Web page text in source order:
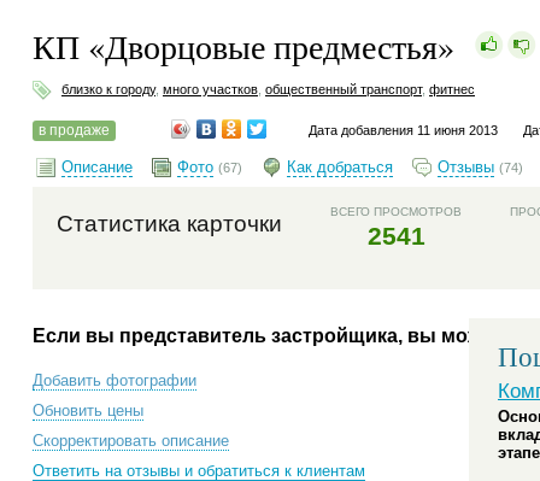
КП «Дворцовые предместья»
близко к городу, много участков общественный транспорт, фитнес
в продаже Дата добавления 11 июня 2013
Описание Фото (67) Как добраться Отзывы (74)
Статистика карточки ВСЕГО ПРОСМОТРОВ
2541
Если вы представитель застройщика, вы можете:
Добавить фотографии
Обновить цены
Скорректировать описание
Ответить на отзывы и обратиться к клиентам